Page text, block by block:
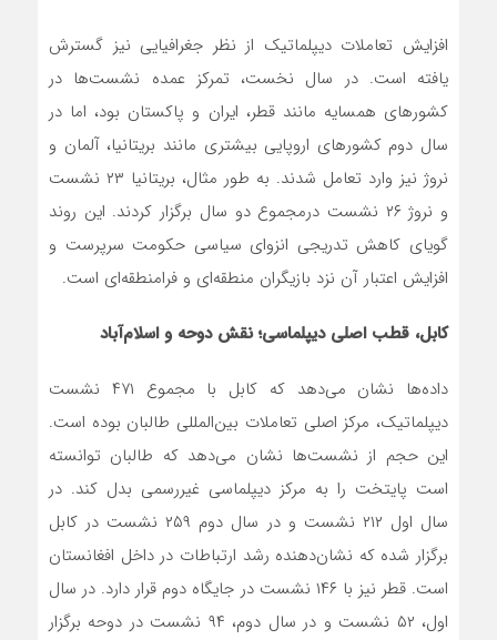
افزایش تعاملات دیپلماتیک از نظر جغرافیایی نیز گسترش
یافته است. در سال نخست، تمرکز عمده نشست‌ها در
کشورهای همسایه مانند قطر، ایران و پاکستان بود، اما در
سال دوم کشورهای اروپایی بیشتری مانند بریتانیا، آلمان و
نروژ نیز وارد تعامل شدند. به طور مثال، بریتانیا ۲۳ نشست
و نروژ ۲۶ نشست درمجموع دو سال برگزار کردند. این روند
گویای کاهش تدریجی انزوای سیاسی حکومت سرپرست و
افزایش اعتبار آن نزد بازیگران منطقه‌ای و فرامنطقه‌ای است.
کابل، قطب اصلی دیپلماسی؛ نقش دوحه و اسلام‌آباد
داده‌ها نشان می‌دهد که کابل با مجموع ۴۷۱ نشست
دیپلماتیک، مرکز اصلی تعاملات بین‌المللی طالبان بوده است.
این حجم از نشست‌ها نشان می‌دهد که طالبان توانسته
است پایتخت را به مرکز دیپلماسی غیررسمی بدل کند. در
سال اول ۲۱۲ نشست و در سال دوم ۲۵۹ نشست در کابل
برگزار شده که نشان‌دهنده رشد ارتباطات در داخل افغانستان
است. قطر نیز با ۱۴۶ نشست در جایگاه دوم قرار دارد. در سال
اول، ۵۲ نشست و در سال دوم، ۹۴ نشست در دوحه برگزار